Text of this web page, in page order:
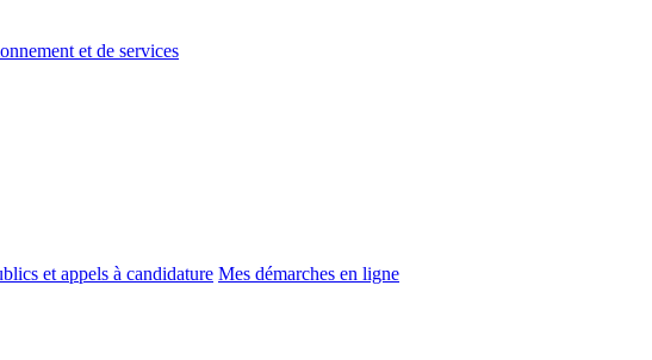
et de services
et appels à candidature Mes démarches en ligne